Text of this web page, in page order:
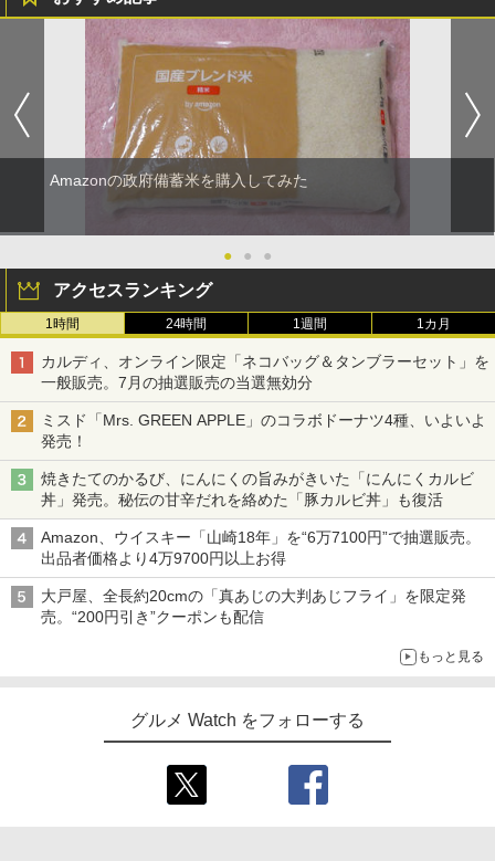
Amazonの政府備蓄米を購入してみた
● ● ●
アクセスランキング
1時間 24時間 1週間 1カ月
カルディ、オンライン限定「ネコバッグ＆タンブラーセット」を
一般販売。7月の抽選販売の当選無効分
ミスド「Mrs. GREEN APPLE」のコラボドーナツ4種、いよいよ
発売！
焼きたてのかるび、にんにくの旨みがきいた「にんにくカルビ
丼」発売。秘伝の甘辛だれを絡めた「豚カルビ丼」も復活
Amazon、ウイスキー「山崎18年」を“6万7100円”で抽選販売。
出品者価格より4万9700円以上お得
大戸屋、全長約20cmの「真あじの大判あじフライ」を限定発
売。“200円引き”クーポンも配信
もっと見る
グルメ Watch をフォローする